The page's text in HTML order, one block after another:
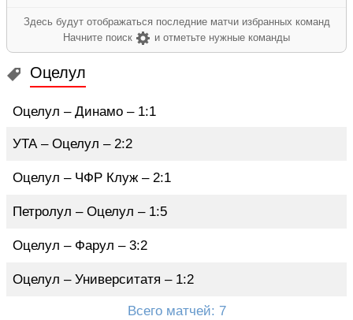
Здесь будут отображаться последние матчи избранных команд
Начните поиск
и отметьте нужные команды
Оцелул
Оцелул – Динамо – 1:1
УТА – Оцелул – 2:2
Оцелул – ЧФР Клуж – 2:1
Петролул – Оцелул – 1:5
Оцелул – Фарул – 3:2
Оцелул – Университатя – 1:2
Всего матчей: 7